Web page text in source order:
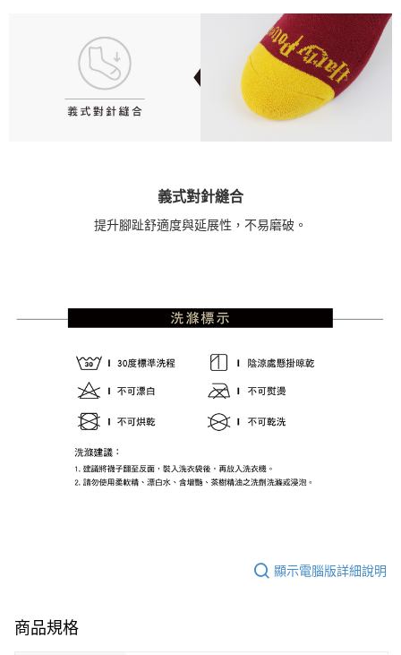
義式對針縫合
提升腳趾舒適度與延展性，不易磨破。
顯示電腦版詳細說明
商品規格